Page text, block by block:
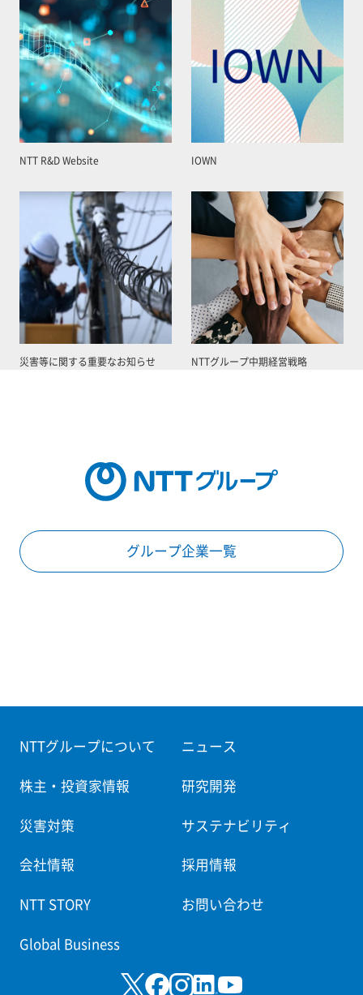
NTT R&D Website IOWN
災害等に関する重要なお知らせ NTTグループ中期経営戦略
グループ企業一覧
NTTグループについて ニュース
株主・投資家情報 研究開発
災害対策 サステナビリティ
会社情報 採用情報
NTT STORY お問い合わせ
Global Business